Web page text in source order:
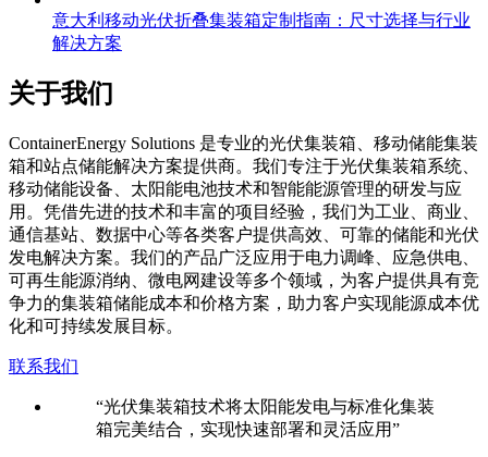
意大利移动光伏折叠集装箱定制指南：尺寸选择与行业
解决方案
关于我们
ContainerEnergy Solutions 是专业的光伏集装箱、移动储能集装
箱和站点储能解决方案提供商。我们专注于光伏集装箱系统、
移动储能设备、太阳能电池技术和智能能源管理的研发与应
用。凭借先进的技术和丰富的项目经验，我们为工业、商业、
通信基站、数据中心等各类客户提供高效、可靠的储能和光伏
发电解决方案。我们的产品广泛应用于电力调峰、应急供电、
可再生能源消纳、微电网建设等多个领域，为客户提供具有竞
争力的集装箱储能成本和价格方案，助力客户实现能源成本优
化和可持续发展目标。
联系我们
“光伏集装箱技术将太阳能发电与标准化集装
箱完美结合，实现快速部署和灵活应用”